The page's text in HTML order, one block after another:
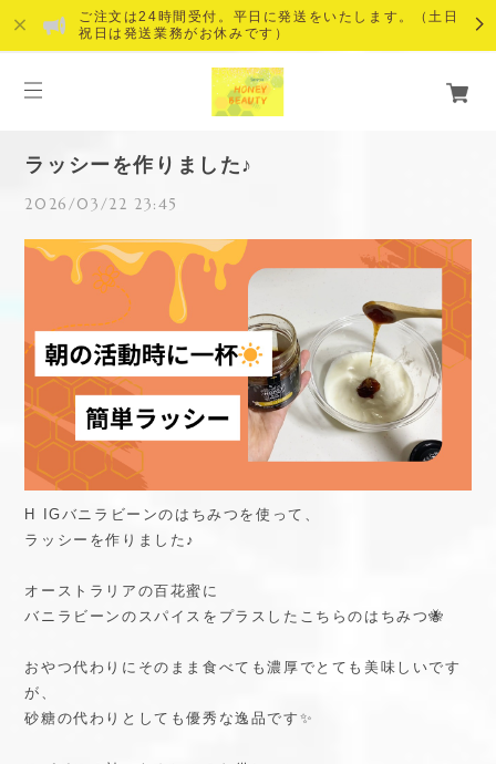
ご注文は24時間受付。平日に発送をいたします。（土日
祝日は発送業務がお休みです）
ラッシーを作りました♪
2026/03/22 23:45
H IGバニラビーンのはちみつを使って、
ラッシーを作りました♪
オーストラリアの百花蜜に
バニラビーンのスパイスをプラスしたこちらのはちみつ🐝
おやつ代わりにそのまま食べても濃厚でとても美味しいです
が、
砂糖の代わりとしても優秀な逸品です✨